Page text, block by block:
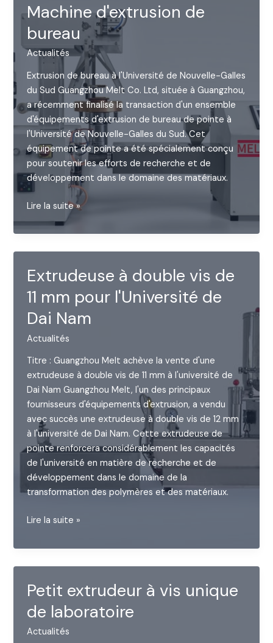
Machine d'extrusion de
bureau
Actualités
Extrusion de bureau à l'Université de Nouvelle-Galles
du Sud Guangzhou Melt Co. Ltd, située à Guangzhou,
a récemment finalisé la transaction d'un ensemble
d'équipements d'extrusion de bureau de pointe à
l'Université de Nouvelle-Galles du Sud. Cet
équipement de pointe a été spécialement conçu
pour soutenir les efforts de recherche et de
développement dans le domaine des matériaux.
Machine
d'extrusion
de
bureau
Lire la suite »
Extrudeuse à double vis de
11 mm pour l'Université de
Dai Nam
Actualités
Titre : Guangzhou Melt achève la vente d'une
extrudeuse à double vis de 11 mm à l'université de
Dai Nam Guangzhou Melt, l'un des principaux
fournisseurs d'équipements d'extrusion, a vendu
avec succès une extrudeuse à double vis de 12 mm
à l'université de Dai Nam. Cette extrudeuse de
pointe renforcera considérablement les capacités
de l'université en matière de recherche et de
développement dans le domaine de la
transformation des polymères et des matériaux.
Extrudeuse
double
vis
11
mm
l'Université
Lire la suite »
Petit extrudeur à vis unique
de laboratoire
Actualités